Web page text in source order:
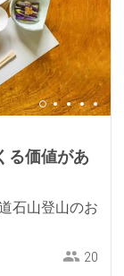
る価値があ
石山登山のお
20